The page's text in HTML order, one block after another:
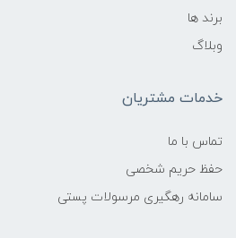
برند ها
وبلاگ
خدمات مشتریان
تماس با ما
حفظ حریم شخصی
سامانه رهگیری مرسولات پستی